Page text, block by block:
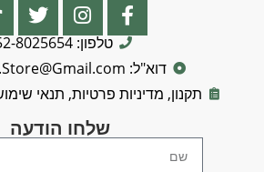
טלפון: 052-8025654
דוא"ל: RHdesign.Store@Gmail.com
תקנון, מדיניות פרטיות, תנאי
שלחו הודעה